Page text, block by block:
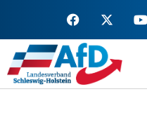
Zum
Inhalt
springen